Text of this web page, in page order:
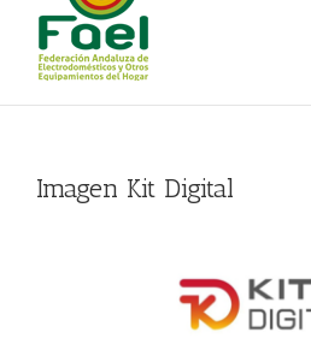
Imagen Kit Digital